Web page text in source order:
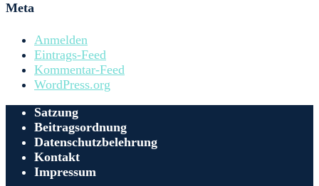
Meta
Anmelden
Eintrags-Feed
Kommentar-Feed
WordPress.org
Satzung
Beitragsordnung
Datenschutzbelehrung
Kontakt
Impressum